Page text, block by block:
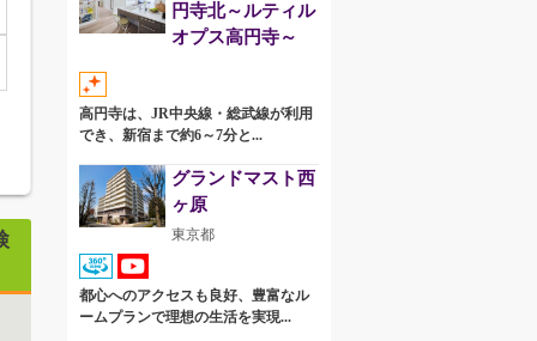
円寺北～ルティル
オプス高円寺～
高円寺は、JR中央線・総武線が利用
でき、新宿まで約6～7分と...
グランドマスト西
ヶ原
東京都
都心へのアクセスも良好、豊富なル
ームプランで理想の生活を実現...